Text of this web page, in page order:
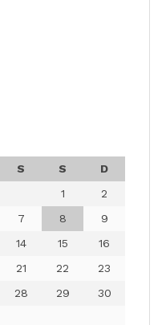
S S
D
1
2
7 8
9
14 15
16
21 22
23
28 29
30